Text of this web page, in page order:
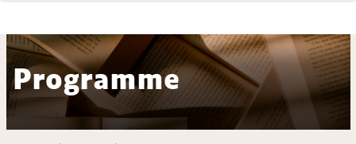
Programme